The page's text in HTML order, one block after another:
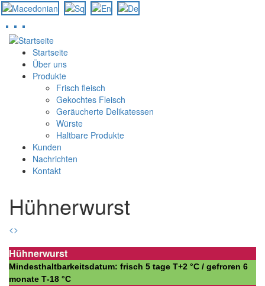
Direkt
Startseite
Über uns
Produkte
Frisch fleisch
Gekochtes Fleisch
Geräucherte Delikatessen
Würste
Haltbare Produkte
Kunden
Nachrichten
Kontakt
Hühnerwurst
<>
Hühnerwurst
Mindesthaltbarkeitsdatum: frisch 5 tage Т+2 °С / gefroren 6
monate Т-18 °С